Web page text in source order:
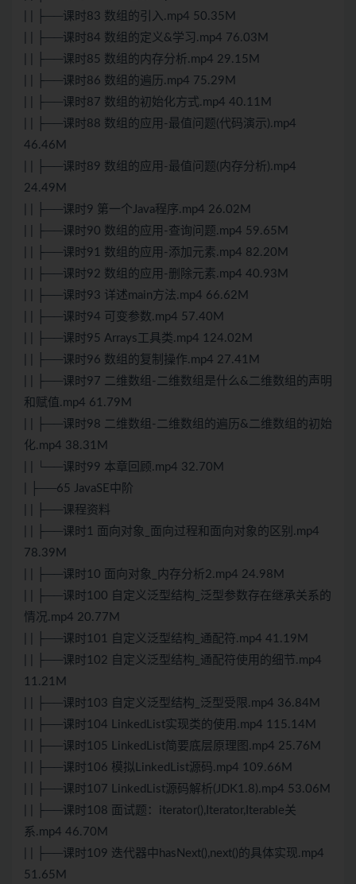
| | ├──课时83 数组的引入.mp4 50.35M
| | ├──课时84 数组的定义&学习.mp4 76.03M
| | ├──课时85 数组的内存分析.mp4 29.15M
| | ├──课时86 数组的遍历.mp4 75.29M
| | ├──课时87 数组的初始化方式.mp4 40.11M
| | ├──课时88 数组的应用-最值问题(代码演示).mp4
46.46M
| | ├──课时89 数组的应用-最值问题(内存分析).mp4
24.49M
| | ├──课时9 第一个Java程序.mp4 26.02M
| | ├──课时90 数组的应用-查询问题.mp4 59.65M
| | ├──课时91 数组的应用-添加元素.mp4 82.20M
| | ├──课时92 数组的应用-删除元素.mp4 40.93M
| | ├──课时93 详述main方法.mp4 66.62M
| | ├──课时94 可变参数.mp4 57.40M
| | ├──课时95 Arrays工具类.mp4 124.02M
| | ├──课时96 数组的复制操作.mp4 27.41M
| | ├──课时97 二维数组-二维数组是什么&二维数组的声明
和赋值.mp4 61.79M
| | ├──课时98 二维数组-二维数组的遍历&二维数组的初始
化.mp4 38.31M
| | └──课时99 本章回顾.mp4 32.70M
| ├──65 JavaSE中阶
| | ├──课程资料
| | ├──课时1 面向对象_面向过程和面向对象的区别.mp4
78.39M
| | ├──课时10 面向对象_内存分析2.mp4 24.98M
| | ├──课时100 自定义泛型结构_泛型参数存在继承关系的
情况.mp4 20.77M
| | ├──课时101 自定义泛型结构_通配符.mp4 41.19M
| | ├──课时102 自定义泛型结构_通配符使用的细节.mp4
11.21M
| | ├──课时103 自定义泛型结构_泛型受限.mp4 36.84M
| | ├──课时104 LinkedList实现类的使用.mp4 115.14M
| | ├──课时105 LinkedList简要底层原理图.mp4 25.76M
| | ├──课时106 模拟LinkedList源码.mp4 109.66M
| | ├──课时107 LinkedList源码解析(JDK1.8).mp4 53.06M
| | ├──课时108 面试题：iterator(),Iterator,Iterable关
系.mp4 46.70M
| | ├──课时109 迭代器中hasNext(),next()的具体实现.mp4
51.65M